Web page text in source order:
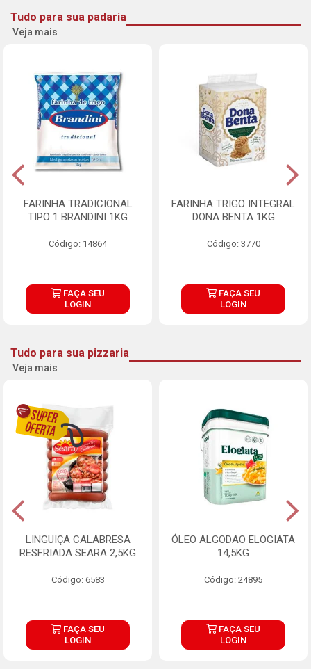
Tudo para sua padaria
Veja mais
FARINHA TRADICIONAL
TIPO 1 BRANDINI 1KG
Código: 14864
FAÇA SEU
LOGIN
FARINHA TRIGO INTEGRAL
DONA BENTA 1KG
Código: 3770
FAÇA SEU
LOGIN
Tudo para sua pizzaria
Veja mais
LINGUIÇA CALABRESA
RESFRIADA SEARA 2,5KG
Código: 6583
FAÇA SEU
LOGIN
ÓLEO ALGODAO ELOGIATA
14,5KG
Código: 24895
FAÇA SEU
LOGIN